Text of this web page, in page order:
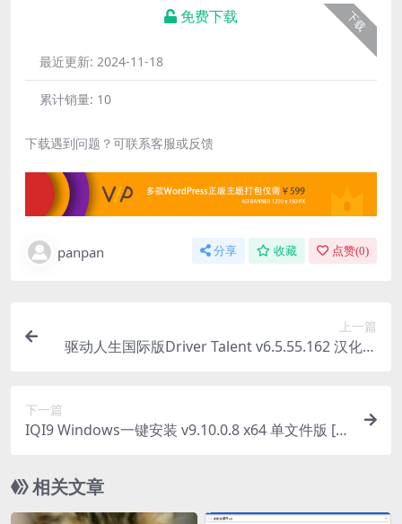
下载
免费下载
最近更新: 2024-11-18
累计销量: 10
下载遇到问题？可联系客服或反馈
panpan 分享 收藏 点赞(0)
上一篇
驱动人生国际版Driver Talent v6.5.55.162 汉化特
下一篇
IQI9 Windows一键安装 v9.10.0.8 x64 单文件版 [系
相关文章